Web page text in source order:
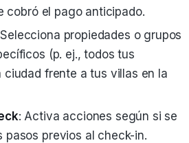
cobró el pago anticipado.
propiedades o grupos
(p. ej., todos tus
ciudad frente a tus villas en la
: Activa acciones según si se
pasos previos al check-in.